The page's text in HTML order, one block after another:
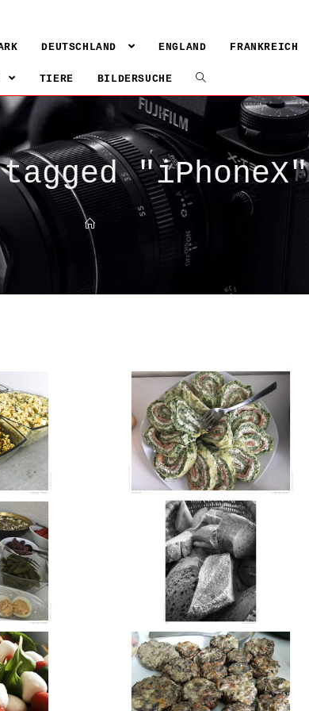
DEUTSCHLAND ENGLAND FRANKREICH
TIERE BILDERSUCHE
"iPhoneX"